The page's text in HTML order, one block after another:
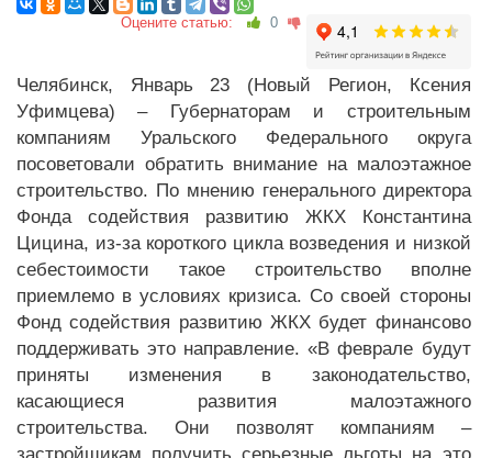
Оцените статью: 0
Челябинск, Январь 23 (Новый Регион, Ксения
Уфимцева) – Губернаторам и строительным
компаниям Уральского Федерального округа
посоветовали обратить внимание на малоэтажное
строительство. По мнению генерального директора
Фонда содействия развитию ЖКХ Константина
Цицина, из-за короткого цикла возведения и низкой
себестоимости такое строительство вполне
приемлемо в условиях кризиса. Со своей стороны
Фонд содействия развитию ЖКХ будет финансово
поддерживать это направление. «В феврале будут
приняты изменения в законодательство,
касающиеся развития малоэтажного
строительства. Они позволят компаниям –